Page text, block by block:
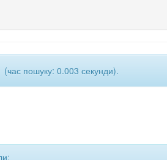
(час пошуку: 0.003 секунди).